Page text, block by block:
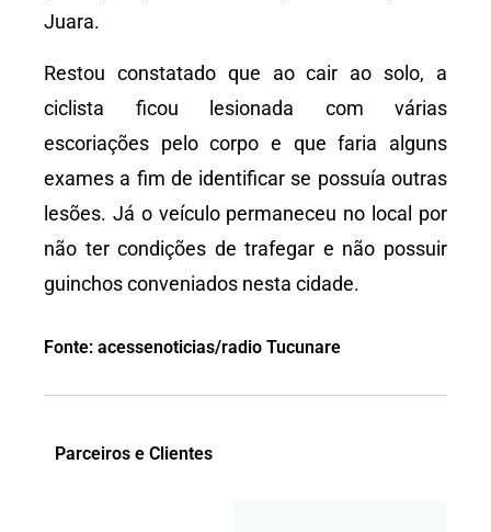
Juara.
Restou constatado que ao cair ao solo, a
ciclista ficou lesionada com várias
escoriações pelo corpo e que faria alguns
exames a fim de identificar se possuía outras
lesões. Já o veículo permaneceu no local por
não ter condições de trafegar e não possuir
guinchos conveniados nesta cidade.
Fonte: acessenoticias/radio Tucunare
Parceiros e Clientes